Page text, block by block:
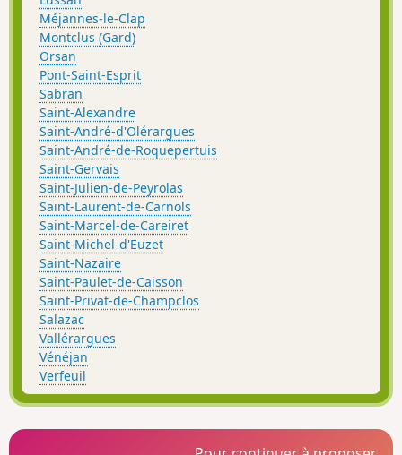
Méjannes-le-Clap
Montclus (Gard)
Orsan
Pont-Saint-Esprit
Sabran
Saint-Alexandre
Saint-André-d'Olérargues
Saint-André-de-Roquepertuis
Saint-Gervais
Saint-Julien-de-Peyrolas
Saint-Laurent-de-Carnols
Saint-Marcel-de-Careiret
Saint-Michel-d'Euzet
Saint-Nazaire
Saint-Paulet-de-Caisson
Saint-Privat-de-Champclos
Salazac
Vallérargues
Vénéjan
Verfeuil